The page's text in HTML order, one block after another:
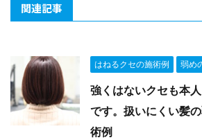
関連記事
はねるクセの施術例 弱め
強くはないクセも本
です。扱いにくい髪
術例